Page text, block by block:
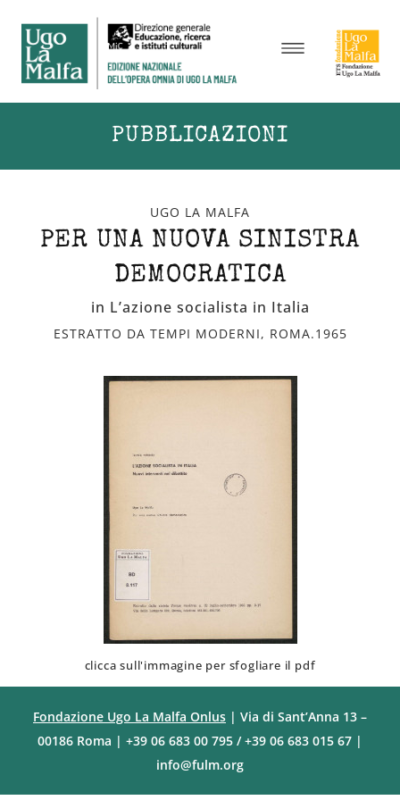
PUBBLICAZIONI
UGO LA MALFA
PER UNA NUOVA SINISTRA
DEMOCRATICA
in L’azione socialista in Italia
ESTRATTO DA TEMPI MODERNI, ROMA.1965
clicca sull'immagine per sfogliare il pdf
Fondazione Ugo La Malfa Onlus | Via di Sant’Anna 13 –
00186 Roma | +39 06 683 00 795 / +39 06 683 015 67 |
info@fulm.org